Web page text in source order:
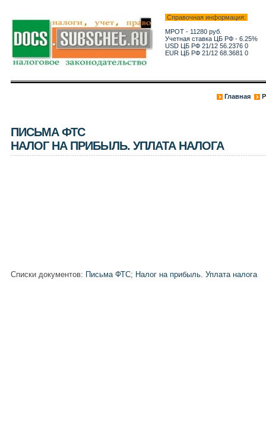
Справочная информация:
МРОТ - 11280 руб.
Учетная ставка ЦБ РФ - 6.25%
USD ЦБ РФ 21/12 56.2376 0
EUR ЦБ РФ 21/12 68.3681 0
Главная
ПИСЬМА ФТС
НАЛОГ НА ПРИБЫЛЬ. УПЛАТА НАЛОГА
Списки документов: Письма ФТС; Налог на прибыль. Уплата налога